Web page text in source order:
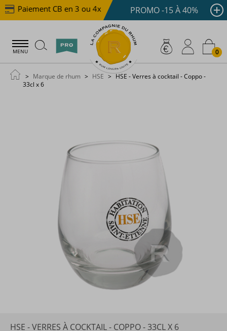
Paiement CB en 3 ou 4x dès 100 € Livraison offerte
PROMO -15 À 40%
MENU 0
Marque de rhum HSE
HSE - Verres à cocktail - Coppo -
33cl x 6
HSE - VERRES À COCKTAIL - COPPO - 33CL X 6